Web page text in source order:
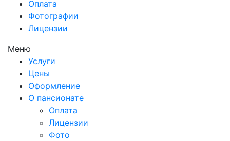
Оплата
Фотографии
Лицензии
Меню
Услуги
Цены
Оформление
О пансионате
Оплата
Лицензии
Фото